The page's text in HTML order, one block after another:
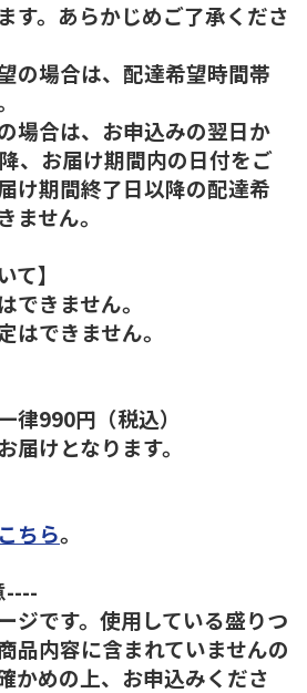
す。あらかじめご了承くださ
の場合は、配達希望時間帯
場合は、お申込みの翌日か
、お届け期間内の日付をご
け期間終了日以降の配達希
ません。
て】
きません。
できません。
律990円（税込）
けとなります。
こちら。
----
ジです。使用している盛りつ
品内容に含まれていませんの
かめの上、お申込みくださ